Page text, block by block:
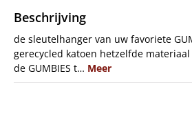
Beschrijving
de sleutelhanger van uw favoriete
gerecycled katoen hetzelfde
de GUMBIES t… Meer